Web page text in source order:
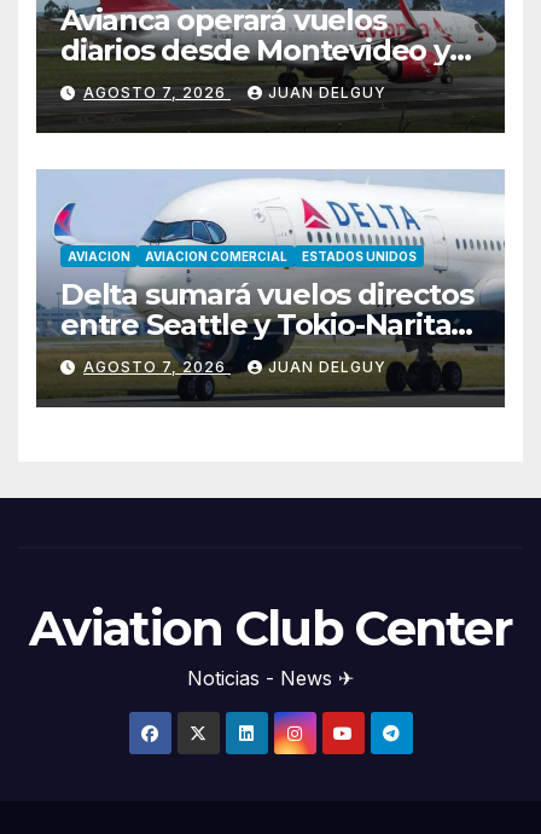
Avianca operará vuelos
diarios desde Montevideo y
Asunción hacia Bogotá
AGOSTO 7, 2026 JUAN DELGUY
AVIACION AVIACION COMERCIAL ESTADOS UNIDOS
Delta sumará vuelos directos
entre Seattle y Tokio-Narita
desde marzo de 2027
AGOSTO 7, 2026 JUAN DELGUY
Aviation Club Center
Noticias - News ✈